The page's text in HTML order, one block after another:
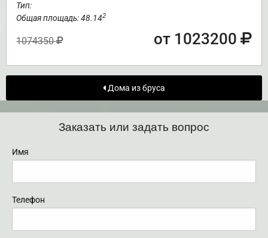
Тип:
Общая площадь: 48.142
1074350 от 1023200
Дома из бруса
Заказать или задать вопрос
Имя
Телефон